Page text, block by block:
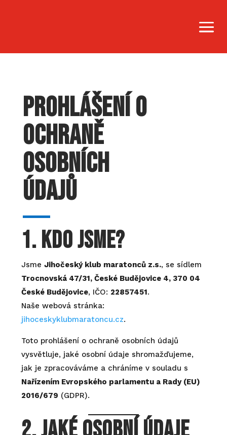
Prohlášení o
ochraně
osobních
údajů
1. Kdo jsme?
JsmeJihočeský klub maratonců z.s., se sídlem
Trocnovská 47/31, České Budějovice 4, 370 04
České Budějovice, IČO: 22857451.
Naše webová stránka:
jihoceskyklubmaratoncu.cz.
Toto prohlášení o ochraně osobních údajů
vysvětluje, jaké osobní údaje shromažďujeme,
jak je zpracováváme a chráníme v souladu s
Nařízením Evropského parlamentu a Rady (EU)
2016/679 (GDPR).